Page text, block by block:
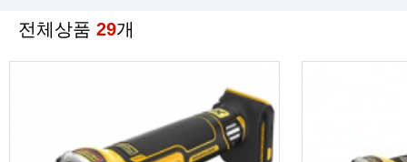
전체상품 29개